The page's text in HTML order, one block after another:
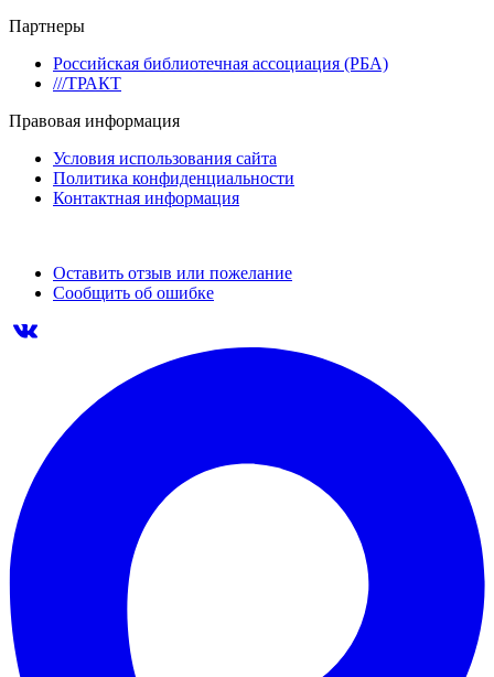
Партнеры
Российская библиотечная ассоциация (РБА)
///ТРАКТ
Правовая информация
Условия использования сайта
Политика конфиденциальности
Контактная информация
Оставить отзыв или пожелание
Сообщить об ошибке